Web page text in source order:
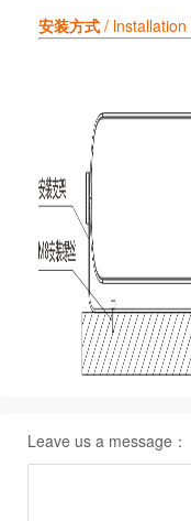
安装方式 /
Leave us a message：